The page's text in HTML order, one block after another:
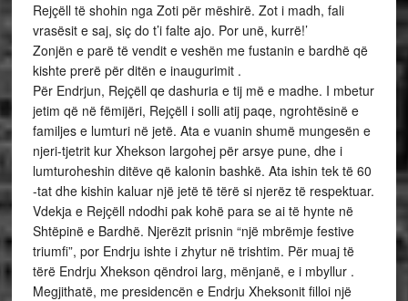
Rejçëll të shohin nga Zoti për mëshirë. Zot i madh, fali
vrasësit e saj, siç do t’i falte ajo. Por unë, kurrë!’
Zonjën e parë të vendit e veshën me fustanin e bardhë që
kishte prerë për ditën e inaugurimit .
Për Endrjun, Rejçëll qe dashuria e tij më e madhe. I mbetur
jetim që në fëmijëri, Rejçëll i solli atij paqe, ngrohtësinë e
familjes e lumturi në jetë. Ata e vuanin shumë mungesën e
njeri-tjetrit kur Xhekson largohej për arsye pune, dhe i
lumturoheshin ditëve që kalonin bashkë. Ata ishin tek të 60
-tat dhe kishin kaluar një jetë të tërë si njerëz të respektuar.
Vdekja e Rejçëll ndodhi pak kohë para se ai të hynte në
Shtëpinë e Bardhë. Njerëzit prisnin “një mbrëmje festive
triumfi”, por Endrju ishte i zhytur në trishtim. Për muaj të
tërë Endrju Xhekson qëndroi larg, mënjanë, e i mbyllur .
Megjithatë, me presidencën e Endrju Xheksonit filloi një